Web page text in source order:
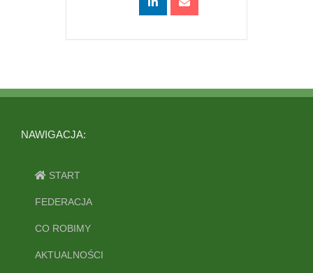
NAWIGACJA:
START
FEDERACJA
CO ROBIMY
AKTUALNOŚCI